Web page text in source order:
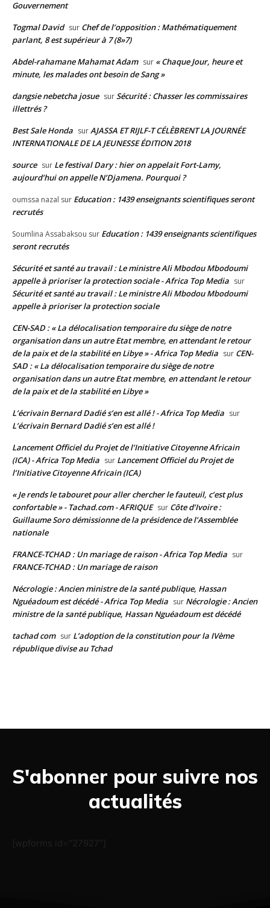
Gouvernement
Togmal David sur Chef de l’opposition : Mathématiquement
parlant, 8 est supérieur à 7 (8»7)
Abdel-rahamane Mahamat Adam sur « Chaque Jour, heure et
minute, les malades ont besoin de Sang »
dangsie nebetcha josue surSécurité : Chasser les commissaires
illettrés ?
Best Sale Honda surAJASSA ET RIJLF-T CÉLÈBRENT LA JOURNÉE
INTERNATIONALE DE LA JEUNESSE ÉDITION 2018
source sur Le festival Dary : hier on appelait Fort-Lamy,
aujourd’hui on appelle N’Djamena. Pourquoi ?
oumssa nazal sur Education : 1439 enseignants scientifiques seront
recrutés
Soumlina Assabaksou sur Education : 1439 enseignants scientifiques
seront recrutés
Sécurité et santé au travail : Le ministre Ali Mbodou Mbodoumi
appelle à prioriser la protection sociale - Africa Top Media sur
Sécurité et santé au travail : Le ministre Ali Mbodou Mbodoumi
appelle à prioriser la protection sociale
CEN-SAD : « La délocalisation temporaire du siège de notre
organisation dans un autre Etat membre, en attendant le retour
de la paix et de la stabilité en Libye » - Africa Top Media sur CEN-
SAD : « La délocalisation temporaire du siège de notre
organisation dans un autre Etat membre, en attendant le retour
de la paix et de la stabilité en Libye »
L’écrivain Bernard Dadié s’en est allé ! - Africa Top Media sur
L’écrivain Bernard Dadié s’en est allé !
Lancement Officiel du Projet de l’Initiative Citoyenne Africain
(ICA) - Africa Top Media sur Lancement Officiel du Projet de
l’Initiative Citoyenne Africain (ICA)
« Je rends le tabouret pour aller chercher le fauteuil, c’est plus
confortable » - Tachad.com - AFRIQUE sur Côte d’Ivoire :
Guillaume Soro démissionne de la présidence de l’Assemblée
nationale
FRANCE-TCHAD : Un mariage de raison - Africa Top Media sur
FRANCE-TCHAD : Un mariage de raison
Nécrologie : Ancien ministre de la santé publique, Hassan
Nguéadoum est décédé - Africa Top Media sur Nécrologie : Ancien
ministre de la santé publique, Hassan Nguéadoum est décédé
tachad com sur L’adoption de la constitution pour la IVème
république divise au Tchad
S'abonner pour suivre nos
actualités
[wpforms id="27927"]